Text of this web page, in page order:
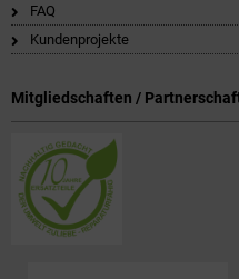
FAQ
Kundenprojekte
Mitgliedschaften /